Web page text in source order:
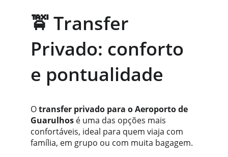
🚖 Transfer
Privado: conforto
e pontualidade
O transfer privado para o Aeroporto de
Guarulhos é uma das opções mais
confortáveis, ideal para quem viaja com
família, em grupo ou com muita bagagem.